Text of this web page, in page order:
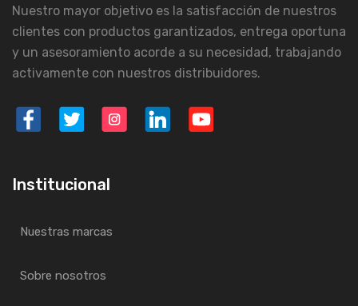
Nuestro mayor objetivo es la satisfacción de nuestros
clientes con productos garantizados, entrega oportuna
y un asesoramiento acorde a su necesidad, trabajando
activamente con nuestros distribuidores.
Institucional
Nuestras marcas
Sobre nosotros